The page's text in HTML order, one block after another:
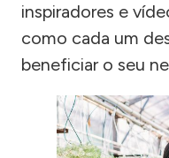
inspiradores e
como cada um
beneficiar o seu